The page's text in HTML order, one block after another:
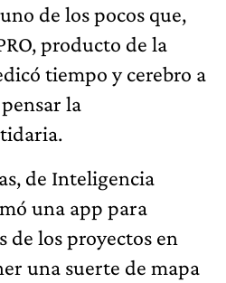
de los pocos que,
producto de la
tiempo y cerebro a
la
de Inteligencia
una app para
de los proyectos en
una suerte de mapa